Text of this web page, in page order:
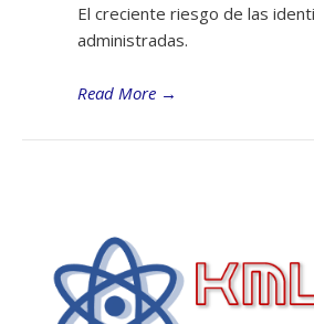
El creciente riesgo de las
administradas.
Read More →